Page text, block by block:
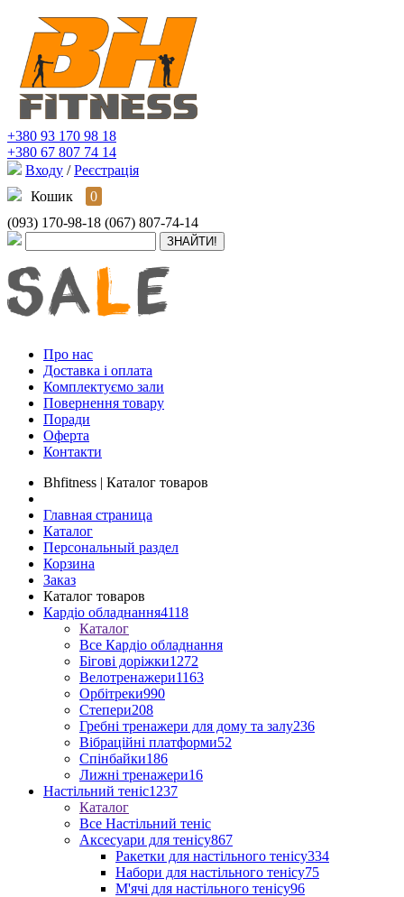
+380 93 170 98 18
+380 67 807 74 14
Входу / Реєстрація
Кошик
0
(093) 170-98-18 (067) 807-74-14
Про нас
Доставка і оплата
Комплектуємо зали
Повернення товару
Поради
Оферта
Контакти
Bhfitness | Каталог товаров
Главная страница
Каталог
Персональный раздел
Корзина
Заказ
Каталог товаров
Кардіо обладнання4118
Каталог
Все Кардіо обладнання
Бігові доріжки1272
Велотренажери1163
Орбітреки990
Степери208
Гребні тренажери для дому та залу236
Вібраційні платформи52
Спінбайки186
Лижні тренажери16
Настільний теніс1237
Каталог
Все Настільний теніс
Аксесуари для тенісу867
Ракетки для настільного тенісу334
Набори для настільного тенісу75
М'ячі для настільного тенісу96